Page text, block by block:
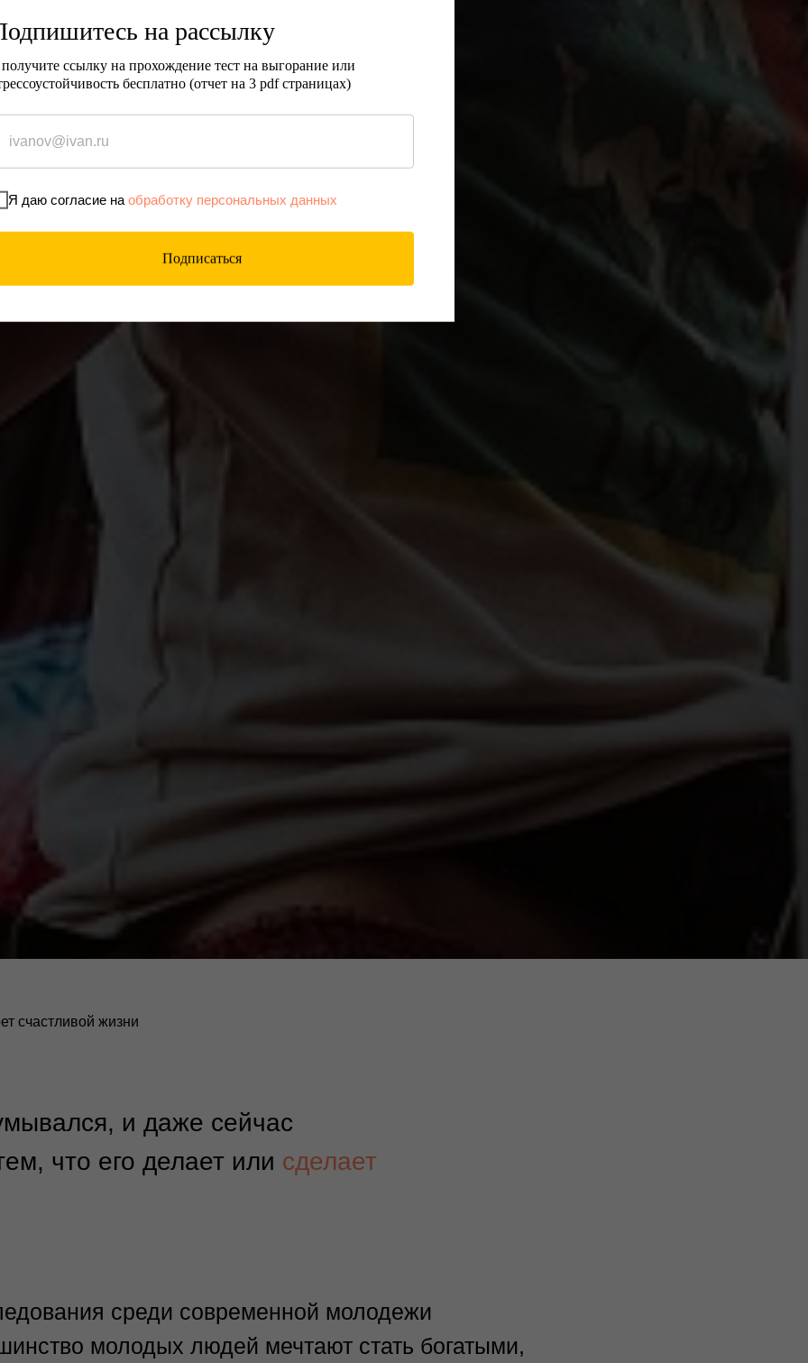
счастливой жизни
и даже сейчас
что его делает или сделает
среди современной молодежи
молодых людей мечтают стать богатыми,
на рассылку
ссылку на прохождение тест на выгорание или
бесплатно (отчет на 3 pdf страницах)
Я даю согласие на обработку персональных данных
Подписаться